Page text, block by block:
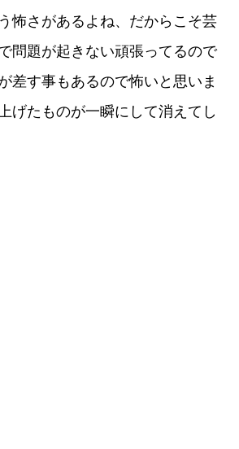
怖さがあるよね、だからこそ芸
問題が起きない頑張ってるので
差す事もあるので怖いと思いま
げたものが一瞬にして消えてし